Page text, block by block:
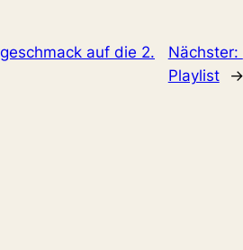
auf die 2.
Nächster:
Playlist
→